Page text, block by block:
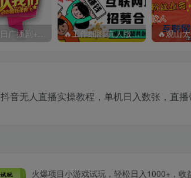
🔥工作细胞 真人版（2025）【日本/剧情/奇幻】 百度：
抖音无人直播实操教程，单机日入数张，直
火爆项目小游戏试玩，轻松日入1000+，收